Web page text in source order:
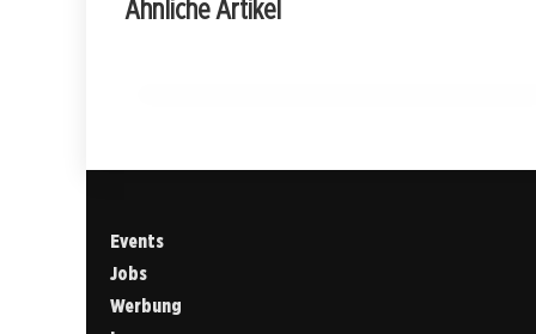
Ähnliche Artikel
Events
Jobs
Werbung